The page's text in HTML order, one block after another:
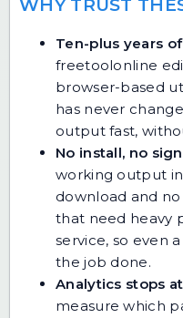
WHY TRUST
Ten-plus years
freetoolonline
browser-based
has never
output fast,
No install, no
working output
download and
that need heavy
service, so even
the job done.
Analytics stops
measure which